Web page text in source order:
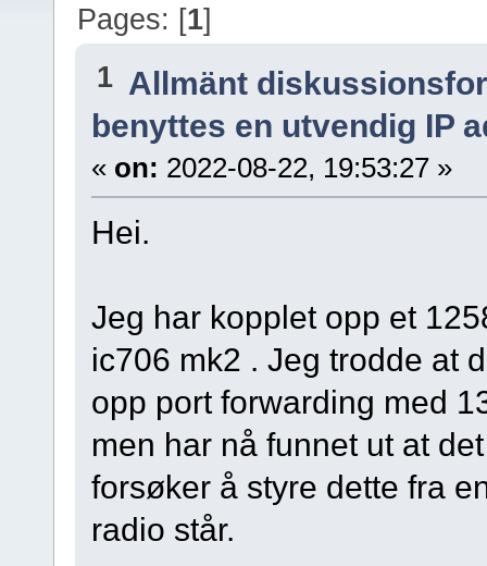
Pages: [1]
1 Allmänt
benyttes en utvendig IP
« on: 2022-08-22, 19:53:27 »
Hei.
Jeg har kopplet opp et
ic706 mk2 . Jeg trodde at
opp port forwarding med
men har nå funnet ut at
forsøker å styre dette fra
radio står.